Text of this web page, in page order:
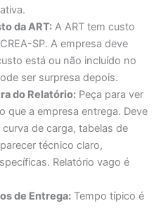
da ART: A ART tem custo
SP. A empresa deve
está ou não incluído no
ser surpresa depois.
do Relatório: Peça para ver
que a empresa entrega. Deve
de carga, tabelas de
técnico claro,
Relatório vago é
de Entrega: Tempo típico é